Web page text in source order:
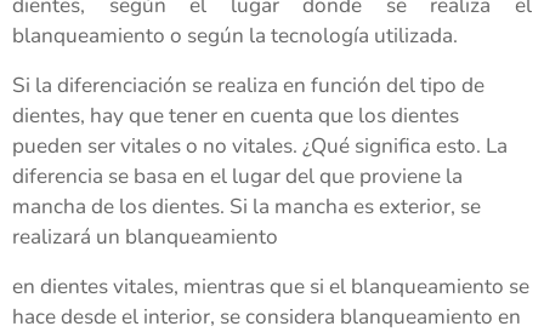
blanqueamiento o según la tecnología utilizada.
Si la diferenciación se realiza en función del tipo de
dientes, hay que tener en cuenta que los dientes
pueden ser vitales o no vitales. ¿Qué significa esto. La
diferencia se basa en el lugar del que proviene la
mancha de los dientes. Si la mancha es exterior, se
realizará un blanqueamiento
en dientes vitales, mientras que si el blanqueamiento se
hace desde el interior, se considera blanqueamiento en